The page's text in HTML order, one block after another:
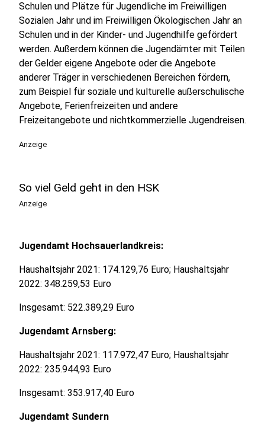
Schulen und Plätze für Jugendliche im Freiwilligen
Sozialen Jahr und im Freiwilligen Ökologischen Jahr an
Schulen und in der Kinder- und Jugendhilfe gefördert
werden. Außerdem können die Jugendämter mit Teilen
der Gelder eigene Angebote oder die Angebote
anderer Träger in verschiedenen Bereichen fördern,
zum Beispiel für soziale und kulturelle außerschulische
Angebote, Ferienfreizeiten und andere
Freizeitangebote und nichtkommerzielle Jugendreisen.
Anzeige
So viel Geld geht in den HSK
Anzeige
Jugendamt Hochsauerlandkreis:
Haushaltsjahr 2021: 174.129,76 Euro; Haushaltsjahr
2022: 348.259,53 Euro
Insgesamt: 522.389,29 Euro
Jugendamt Arnsberg:
Haushaltsjahr 2021: 117.972,47 Euro; Haushaltsjahr
2022: 235.944,93 Euro
Insgesamt: 353.917,40 Euro
Jugendamt Sundern